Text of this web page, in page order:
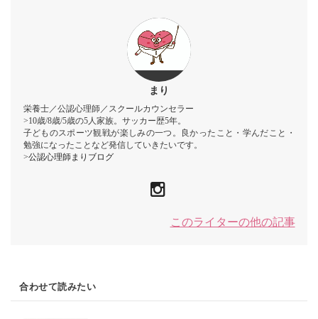
まり
栄養士／公認心理師／スクールカウンセラー
>10歳/8歳/5歳の5人家族。サッカー歴5年。
子どものスポーツ観戦が楽しみの一つ。良かったこと・学んだこと・
勉強になったことなど発信していきたいです。
>公認心理師まりブログ
このライターの他の記事
合わせて読みたい